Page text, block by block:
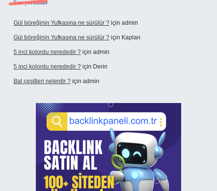
Son yorumlar
Gül böreğinin Yufkasına ne sürülür ? için admin
Gül böreğinin Yufkasına ne sürülür ? için Kaplan
5 inci kolordu nerededir ? için admin
5 inci kolordu nerededir ? için Derin
Bal çeşitleri nelerdir ? için admin